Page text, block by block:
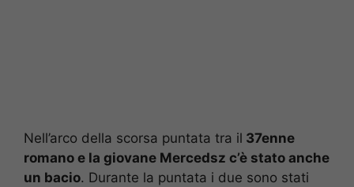
Nell’arco della scorsa puntata tra il 37enne
romano e la giovane Mercedsz c’è stato anche
un bacio. Durante la puntata i due sono stati